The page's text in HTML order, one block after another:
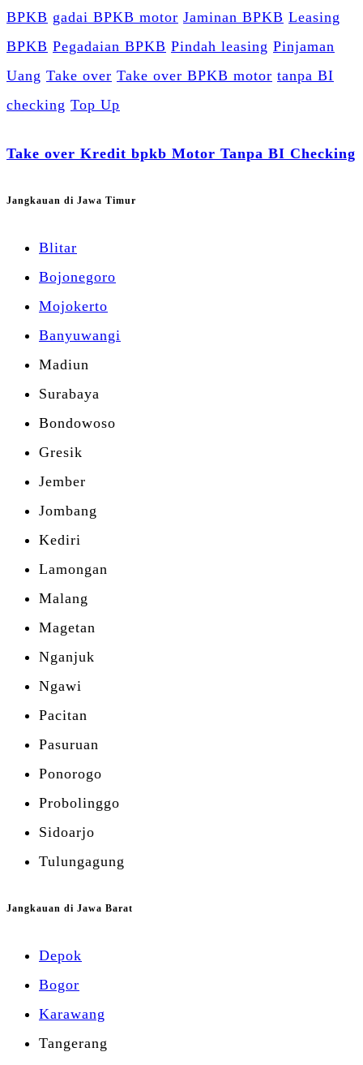
BPKB gadai BPKB motor Jaminan BPKB Leasing
BPKB Pegadaian BPKB Pindah leasing Pinjaman
Uang Take over Take over BPKB motor tanpa BI
checking Top Up
Take over Kredit bpkb Motor Tanpa BI Checking
Jangkauan di Jawa Timur
Blitar
Bojonegoro
Mojokerto
Banyuwangi
Madiun
Surabaya
Bondowoso
Gresik
Jember
Jombang
Kediri
Lamongan
Malang
Magetan
Nganjuk
Ngawi
Pacitan
Pasuruan
Ponorogo
Probolinggo
Sidoarjo
Tulungagung
Jangkauan di Jawa Barat
Depok
Bogor
Karawang
Tangerang